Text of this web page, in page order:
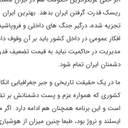
ریسک قدرت گرفتن ایران بدهد. بهترین ایران
تجزیه شده، درگیر جنگ های داخلی و
افکار عمومی در داخل کشور باید بر آن وقوف
مدیریت در حاکمیت نباید به قیمت تضعیف
دشمنان ایران تمام شود.
ما در یک حقیقت تاریخی و جبر جغرافیایی
کشوری که همواره عزم و پست دشمنانش بر
است و این برنامه همچنان هم ادامه دارد.
ایسلند و نروژ بود، طبعا چنین میزان از